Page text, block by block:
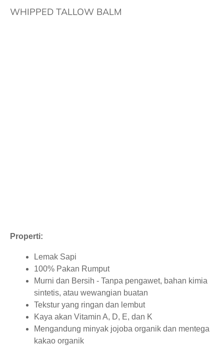
WHIPPED TALLOW BALM
Properti:
Lemak Sapi
100% Pakan Rumput
Murni dan Bersih - Tanpa pengawet, bahan kimia
sintetis, atau wewangian buatan
Tekstur yang ringan dan lembut
Kaya akan Vitamin A, D, E, dan K
Mengandung minyak jojoba organik dan mentega
kakao organik